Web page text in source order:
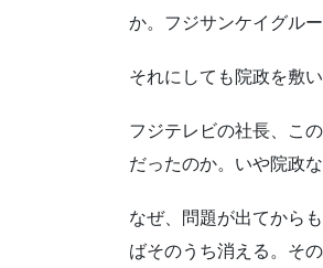
か。フジサンケイグル
それにしても院政を敷
フジテレビの社長、こ
だったのか。いや院政
なぜ、問題が出てから
ばそのうち消える。そ